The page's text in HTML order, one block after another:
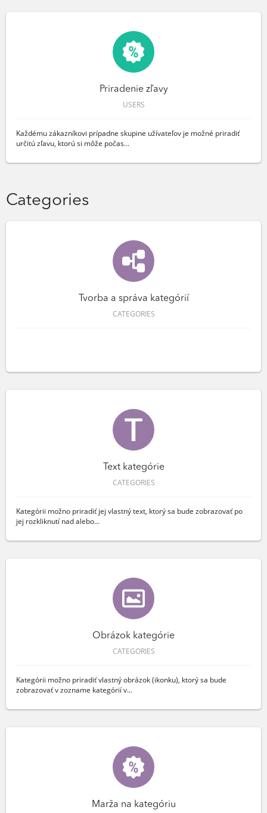
Priradenie zľavy
USERS
Každému zákazníkovi prípadne skupine užívateľov je možné priradiť
určitú zľavu, ktorú si môže počas...
Categories
Tvorba a správa kategórií
CATEGORIES
Text kategórie
CATEGORIES
Kategórii možno priradiť jej vlastný text, ktorý sa bude zobrazovať po
jej rozkliknutí nad alebo...
Obrázok kategórie
CATEGORIES
Kategórii možno priradiť vlastný obrázok (ikonku), ktorý sa bude
zobrazovať v zozname kategórií v...
Marža na kategóriu